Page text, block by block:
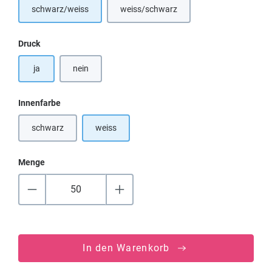
schwarz/weiss weiss/schwarz(Diese Option ist zurzeit nicht
Druckauswählen
ja nein
Innenfarbeauswählen
schwarz(Diese Option ist zurzeit nicht verfügbar.)
weiss
Menge
In den Warenkorb